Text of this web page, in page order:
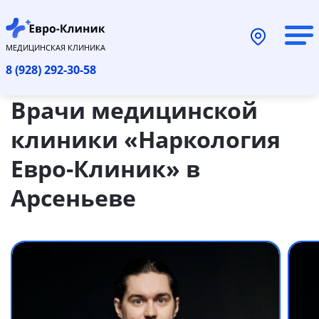
МЕДИЦИНСКАЯ КЛИНИКА
8 (928) 292-30-58
Врачи медицинской
клиники «Наркология
Евро-Клиник» в
Арсеньеве